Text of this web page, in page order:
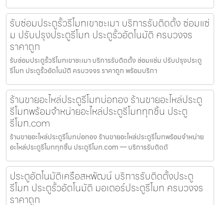
รับซ่อมประตูรั้วรีโมทเขาชะเมา บริการรับติดตั้ง ซ่อมแซ่
ม ปรับปรุงประตูรีโมท ประตูรั้วอัตโนมัติ ครบวงจร
ราคาถูก
รับซ่อมประตูรั้วรีโมทเขาชะเมา บริการรับติดตั้ง ซ่อมแซ่ม ปรับปรุงประตู
รีโมท ประตูรั้วอัตโนมัติ ครบวงจร ราคาถูก พร้อมบริกา
ร้านขายอะไหล่ประตูรีโมทบ่อทอง ร้านขายอะไหล่ประตู
รีโมทพร้อมจำหน่ายอะไหล่ประตูรีโมททุกชิ้น ประตู
รีโมท.com
ร้านขายอะไหล่ประตูรีโมทบ่อทอง ร้านขายอะไหล่ประตูรีโมทพร้อมจำหน่าย
อะไหล่ประตูรีโมททุกชิ้น ประตูรีโมท.com — บริการรับติดตั
ประตูอัตโนมัติเครือสหพัฒน์ บริการรับติดตั้งประตู
รีโมท ประตูรั้วอัตโนมัติ มอเตอร์ประตูรีโมท ครบวงจร
ราคาถูก